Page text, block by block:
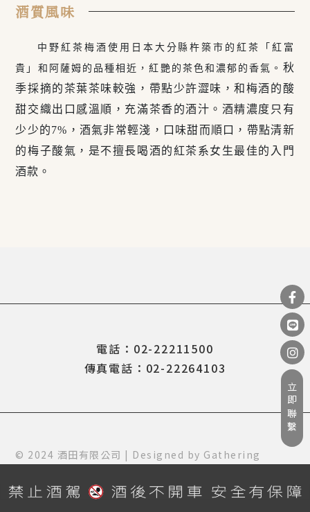
酒質風味
中野紅茶梅酒 使用日本大分縣杵築市的紅茶「紅富
貴」和阿薩姆的品種相近，紅艷的茶色和濃郁的香氣。 秋
季採摘的茶葉茶味較強，帶點少許澀味，和梅酒的酸
甜交織出口感溫順，充滿茶香的酒汁。 酒精濃度只有
少少的7%，酒氣非常輕淺，口味甜而順口，帶點清新
的梅子酸氣，是不擅長喝酒的紅茶系女生最佳的入門
酒款。
立即聯繫
電話：02-22211500
傳真電話：02-22264103
© 2024 酒田有限公司 | Designed by Gathering